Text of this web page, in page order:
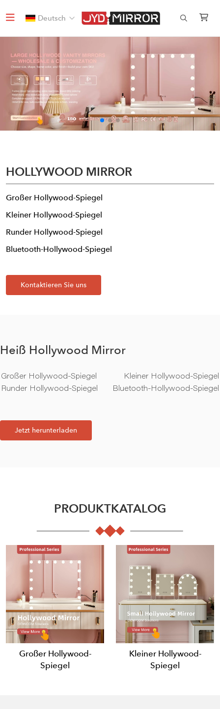
Deutsch
HOLLYWOOD MIRROR
Großer Hollywood-Spiegel
Kleiner Hollywood-Spiegel
Runder Hollywood-Spiegel
Bluetooth-Hollywood-Spiegel
Kontaktieren Sie uns
Heiß Hollywood Mirror
Großer Hollywood-Spiegel
Kleiner Hollywood-Spiegel
Runder Hollywood-Spiegel
Bluetooth-Hollywood-Spiegel
Jetzt herunterladen
PRODUKTKATALOG
Großer Hollywood-
Spiegel
Kleiner Hollywood-
Spiegel